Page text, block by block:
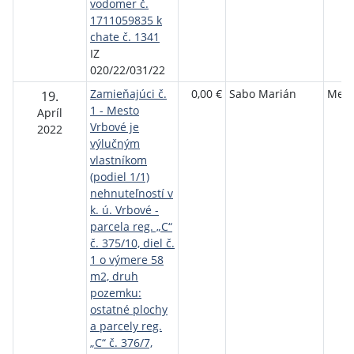
vodomer č.
1711059835 k
chate č. 1341
IZ
020/22/031/22
19.
Apríl
2022
Zamieňajúci č.
1 - Mesto
Vrbové je
výlučným
vlastníkom
(podiel 1/1)
nehnuteľností v
k. ú. Vrbové -
parcela reg. „C“
č. 375/10, diel č.
1 o výmere 58
m2, druh
pozemku:
ostatné plochy
a parcely reg.
„C“ č. 376/7,
0,00 € Sabo Marián